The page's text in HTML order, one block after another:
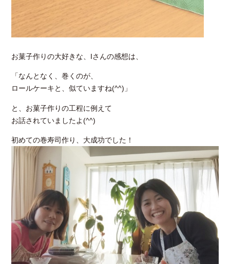
お菓子作りの大好きな、Iさんの感想は、
「なんとなく、巻くのが、
ロールケーキと、似ていますね(^^)」
と、お菓子作りの工程に例えて
お話されていましたよ(^^)
初めての巻寿司作り、大成功でした！